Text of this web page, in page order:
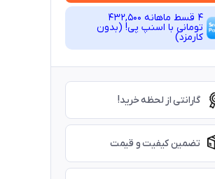
4 قسط ماهانه 432,500
تومانی با اسنپ ‌پی! (بدون
کارمزد)
گارانتی از لحظه خرید!
تضمین کیفیت و قیمت